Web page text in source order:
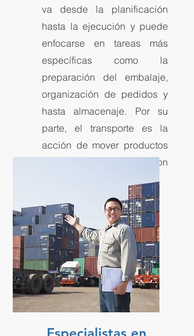
va desde la planificación
hasta la ejecución y puede
enfocarse en tareas más
específicas como la
preparación del embalaje,
organización de pedidos y
hasta almacenaje. Por su
parte, el transporte es la
acción de mover productos
y todo lo relacionado con